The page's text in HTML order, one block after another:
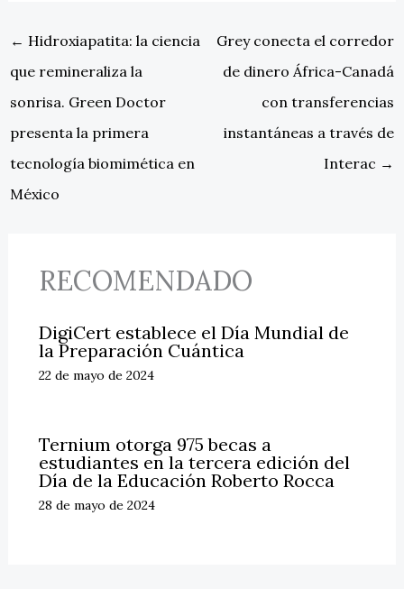
← Hidroxiapatita: la ciencia
que remineraliza la
sonrisa. Green Doctor
presenta la primera
tecnología biomimética en
México
Grey conecta el corredor
de dinero África-Canadá
con transferencias
instantáneas a través de
Interac →
RECOMENDADO
DigiCert establece el Día Mundial de
la Preparación Cuántica
22 de mayo de 2024
Ternium otorga 975 becas a
estudiantes en la tercera edición del
Día de la Educación Roberto Rocca
28 de mayo de 2024